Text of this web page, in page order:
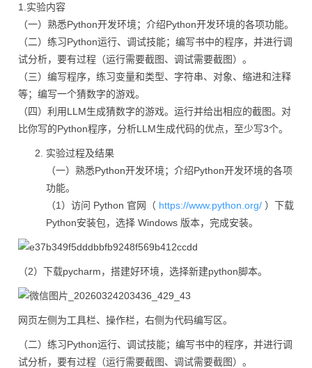
1.实验内容
（一）熟悉Python开发环境；介绍Python开发环境的各项功能。
（二）练习Python运行、调试技能；编写书中的程序，并进行调
试分析，要有过程（运行需要截图、调试需要截图）。
（三）编写程序，练习变量和类型、字符串、对象、缩进和注释
等；编写一个猜数字的游戏。
（四）利用LLM生成猜数字的游戏。运行并给出相应的截图。对
比你写的Python程序，分析LLM生成代码的优点，至少写3个。
实验过程及结果
（一）熟悉Python开发环境；介绍Python开发环境的各项
功能。
（1）访问 Python 官网（ https://www.python.org/ ）下载
Python安装包，选择 Windows 版本，完成安装。
（2）下载pycharm，搭建好环境，选择新建python脚本。
网页左侧为工具栏、操作栏，右侧为代码编写区。
（二）练习Python运行、调试技能；编写书中的程序，并进行调
试分析，要有过程（运行需要截图、调试需要截图）。